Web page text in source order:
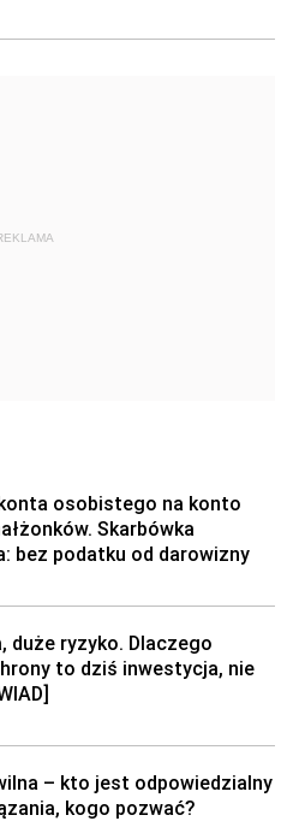
osobistego na konto
Skarbówka
bez podatku od darowizny
duże ryzyko. Dlaczego
to dziś inwestycja, nie
– kto jest odpowiedzialny
kogo pozwać?